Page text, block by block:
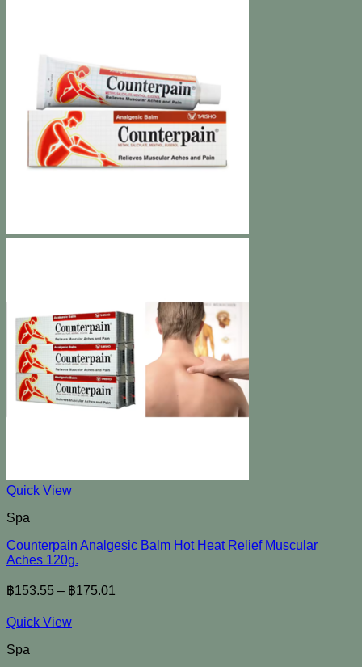
Quick View
Spa
Counterpain Analgesic Balm Hot Heat Relief Muscular
Aches 120g.
฿153.55 – ฿175.01
Quick View
Spa